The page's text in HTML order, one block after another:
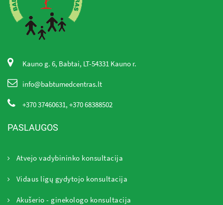
Kauno g. 6, Babtai, LT-54331 Kauno r.
info@babtumedcentras.lt
+370 37460631, +370 68388502
PASLAUGOS
Atvejo vadybininko konsultacija
Vidaus ligų gydytojo konsultacija
Akušerio - ginekologo konsultacija